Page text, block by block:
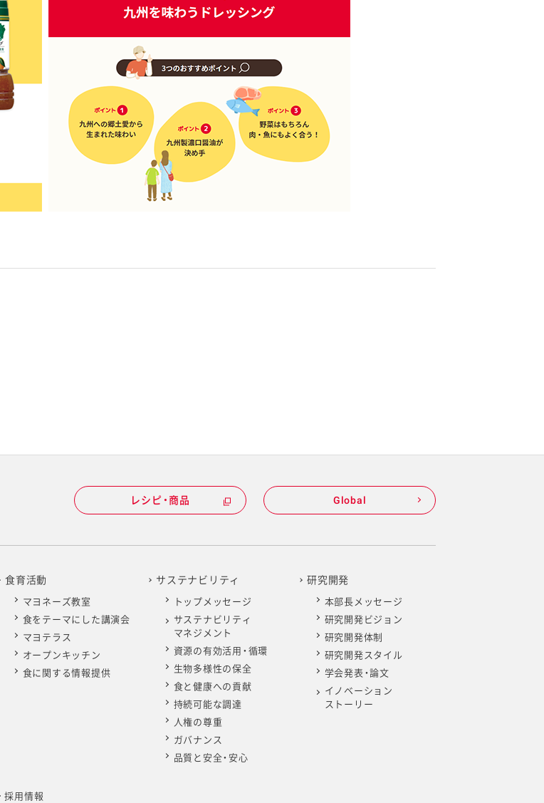
レシピ・商品 Global
食育活動
マヨネーズ教室
食をテーマにした講演会
マヨテラス
オープンキッチン
食に関する情報提供
サステナビリティ
トップメッセージ
サステナビリティ
マネジメント
資源の有効活用・循環
生物多様性の保全
食と健康への貢献
持続可能な調達
人権の尊重
ガバナンス
品質と安全・安心
研究開発
本部長メッセージ
研究開発ビジョン
研究開発体制
研究開発スタイル
学会発表・論文
イノベーション
ストーリー
採用情報